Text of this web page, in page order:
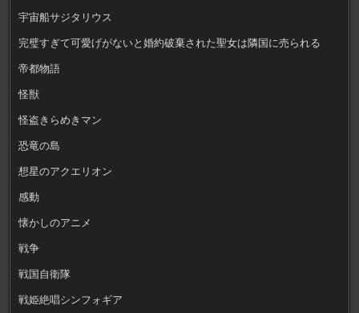
宇宙船サジタリウス
完璧すぎて可愛げがないと婚約破棄された聖女は隣国に売られる
帝都物語
怪獣
怪盗きらめきマン
恐竜の島
想星のアクエリオン
感動
懐かしのアニメ
戦争
戦国自衛隊
戦姫絶唱シンフォギア